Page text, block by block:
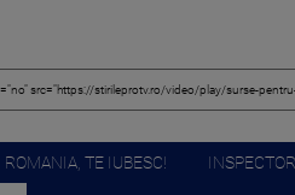
ROMANIA, TE IUBESC!